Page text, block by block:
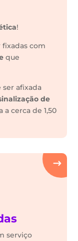
!
fixadas com
que
ser afixada
de
a cerca de 1,50
serviço